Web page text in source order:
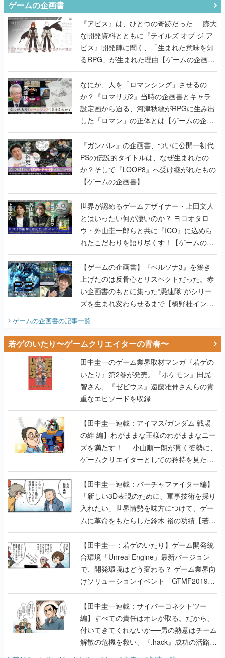
ゲームの企画書
『アビス』は、ひとつの奇跡だった──膨大
な開発資料とともに『テイルズ オブ ジ ア
ビス』開発陣に聞く、「生まれた意味を知
るRPG」が生まれた理由【ゲームの企画
書】
なにが、人を「ロマンシング」させるの
か？『ロマサガ2』当時の企画書とキャラ
設定画から迫る、河津秋敏がRPGに生み出
した「ロマン」の正体とは【ゲームの企画
書】
『ガンパレ』の企画書、ついに公開━初代
PSの伝説的タイトルは、なぜ生まれたの
か？そして『LOOP8』へ受け継がれたもの
【ゲームの企画書】
世界が認めるゲームデザイナー・上田文人
とはいったい何が凄いのか？ ヨコオタロ
ウ・外山圭一郎らと共に『ICO』に込めら
れたこだわりを語り尽くす！【ゲームの企
画書】
【ゲームの企画書】『ペルソナ3』を築き
上げたのは反骨心とリスペクトだった。赤
い企画書のもとに集った“愚連隊”がシリー
ズを生まれ変わらせるまで【橋野桂インタ
ゲームの企画書の記事一覧
若ゲのいたり〜ゲームクリエイターの青春〜
田中圭一のゲーム業界取材マンガ『若ゲの
いたり』第2巻が発売。『ポケモン』田尻
智さん、『ゼビウス』遠藤雅伸さんらの貴
重なエピソードを収録
【田中圭一連載：アイマス/ガンダム 戦場
の絆 編】わがままな王様のわがままなニー
ズを満たす！──小山順一朗が貫く姿勢に、
ゲームクリエイターとしての矜持を見た
【若ゲのいたり最終回】
【田中圭一連載：バーチャファイター編】
「新しい3D表現のために、軍事技術を採り
入れたい」世界情勢を味方につけて、ゲー
ムに革命をもたらした鈴木 裕の功績【若ゲ
のいたり】
【田中圭一：若ゲのいたり】ゲーム開発統
合環境「Unreal Engine」最新バージョン
で、開発環境はどう変わる？ ゲーム業界向
けソリューションイベント「GTMF2019」
に行って、より理解を深めよう【PR】
【田中圭一連載：サイバーコネクトツー
編】すべての責任はオレが取る。だから、
付いてきてくれないか──男の熱意はチーム
解散の危機を救い、『.hack』成功の活路を